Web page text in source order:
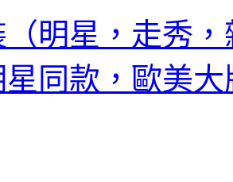
明星，走秀，
同款，歐美大